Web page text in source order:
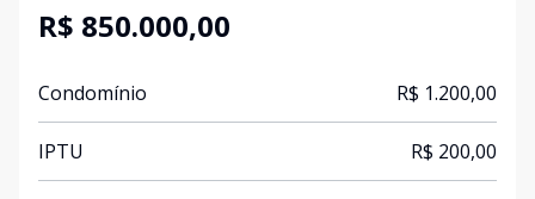
R$ 850.000,00
Condomínio R$ 1.200,00
IPTU R$ 200,00